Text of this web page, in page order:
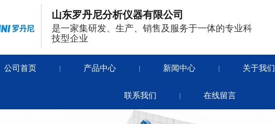
山东罗丹尼分析仪器有限公司
是一家集研发、生产、销售及服务于一体的专业科
技型企业
公司首页 | 产品中心 | 新闻中心 | 关于我们
联系我们 | 在线留言